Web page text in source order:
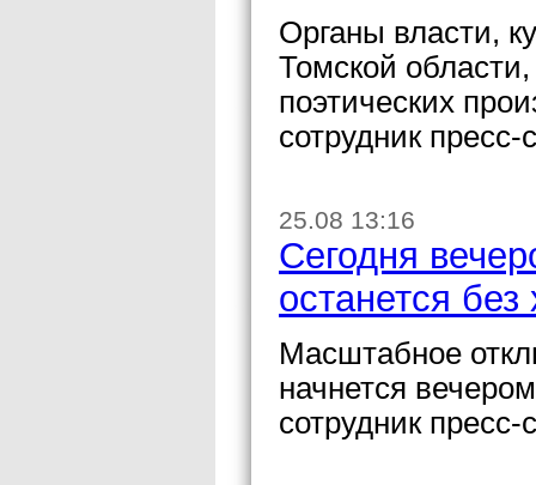
Органы власти,
Томской
поэтических
сотрудник
25.08 13:16
Сегодня
останется
Масштабное
начнется
сотрудник